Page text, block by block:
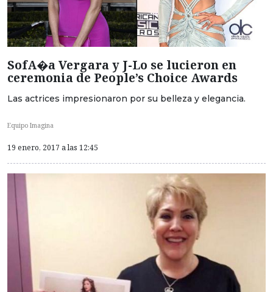
SofA�a Vergara y J-Lo se lucieron en
ceremonia de People’s Choice Awards
Las actrices impresionaron por su belleza y elegancia.
Equipo Imagina
19 enero, 2017 a las 12:45